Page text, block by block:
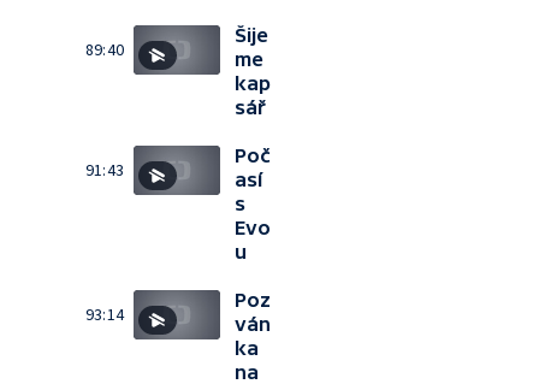
89:40
Šije
me
kap
sář
91:43
Poč
así
s
Evo
u
93:14
Poz
ván
ka
na